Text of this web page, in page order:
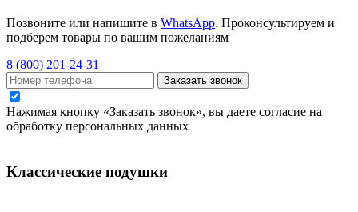
Позвоните или напишите в WhatsApp. Проконсультируем и
подберем товары по вашим пожеланиям
8 (800) 201-24-31
Заказать звонок
Нажимая кнопку «Заказать звонок», вы даете согласие на
обработку персональных данных
Классические подушки